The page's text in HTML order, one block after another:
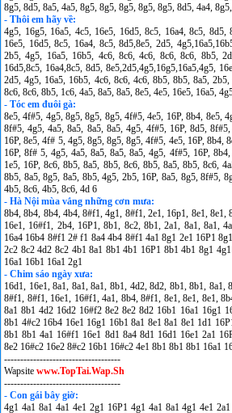
8g5, 8d5, 8a5, 4a5, 8g5, 8g5, 8g5, 8g5, 8g5, 8d5, 4a4,
- Thôi em hãy về:
4g5, 16g5, 16a5, 4c5, 16e5, 16d5, 8c5, 16a4, 8c5, 8d5,
16e5, 16d5, 8c5, 16a4, 8c5, 8d5,8e5, 2d5,
2b5, 4g5, 16a5, 16b5, 4c6, 8c6, 4c6, 8c6, 8c6, 8b5,
16d5,8c5, 16a4,8c5, 8d5, 8e5,2d5,4g5,16g5,16a5,4g5,
2d5, 4g5, 16a5, 16b5, 4c6, 8c6, 4c6, 8b5, 8b5, 8a5,
8c6, 8c6, 8b5, 1c6, 4a5, 8a5, 8a5, 8e5, 4e5, 16e5, 16a5,
- Tóc em đuôi gà:
8e5, 4f#5, 4g5, 8g5, 8g5, 8g5, 4f#5, 4e5, 16P, 8b4, 8e5,
8f#5, 4g5, 4a5, 8a5, 8a5, 8a5, 4g5, 4f#5, 16P, 8d5,
16P, 8e5, 4f# 5, 4g5, 8g5, 8g5, 8g5, 4f#5, 4e5, 16P, 8b4,
16P, 8f# 5, 4g5, 4a5, 8a5, 8a5, 8a5, 4g5, 4f#5, 16P,
1e5, 16P, 8c6, 8b5, 8a5, 8b5, 8c6, 8b5, 8a5, 8b5, 8c6,
8b5, 8a5, 8g5, 8a5, 8b5, 4g5, 2b5, 16P, 8a5, 8g5, 8f#5,
4b5, 8c6, 4b5, 8c6, 4d 6
- Hà Nội mùa vắng những cơn mưa:
8b4, 8b4, 8b4, 4b4, 8#f1, 4g1, 8#f1, 2e1, 16p1, 8e1, 8e1,
16e1, 16#f1, 2b4, 16P1, 8b1, 8c2, 8b1, 2a1, 8a1, 8a1,
16a4 16b4 8#f1 2# f1 8a4 4b4 8#f1 4a1 8g1 2e1 16P1
2c2 8c2 4d2 8c2 4b1 8a1 8b1 4b1 16P1 8b1 4b1 8g1
16a1 16b1 16a1 2g1
- Chim sáo ngày xưa:
16d1, 16e1, 8a1, 8a1, 8a1, 8b1, 4d2, 8d2, 8b1, 8b1, 8a1,
8#f1, 8#f1, 16e1, 16#f1, 4a1, 8b4, 8#f1, 8e1, 8e1, 8e1,
8a1 8b1 4d2 16d2 16#f2 8e2 8e2 8d2 16b1 16a1 16g1
8b1 4#c2 16b4 16e1 16g1 16b1 8a1 8e1 8a1 8e1 1d1
8b1 8b1 4a1 16#f1 16e1 8d1 8a4 8d1 16d1 16e1 2a1
8e2 16#c2 16e2 8#c2 16b1 16#c2 4e1 8b1 8b1 8b1 16a1
------------------------------------
Wapsite www.TopTai.Wap.Sh
------------------------------------
- Con gái bây giờ:
4g1 4a1 8a1 4a1 4e1 2g1 16P1 4g1 4a1 8a1 4g1 4e1